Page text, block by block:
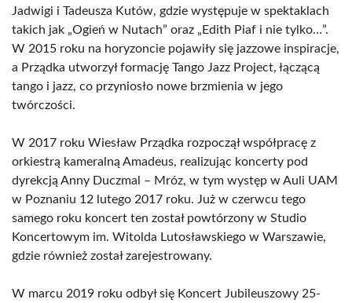
Jadwigi i Tadeusza Kutów, gdzie występuje w spektaklach
takich jak „Ogień w Nutach” oraz „Edith Piaf i nie tylko…”.
W 2015 roku na horyzoncie pojawiły się jazzowe inspiracje,
a Prządka utworzył formację Tango Jazz Project, łączącą
tango i jazz, co przyniosło nowe brzmienia w jego
twórczości.
W 2017 roku Wiesław Prządka rozpoczął współpracę z
orkiestrą kameralną Amadeus, realizując koncerty pod
dyrekcją Anny Duczmal – Mróz, w tym występ w Auli UAM
w Poznaniu 12 lutego 2017 roku. Już w czerwcu tego
samego roku koncert ten został powtórzony w Studio
Koncertowym im. Witolda Lutosławskiego w Warszawie,
gdzie również został zarejestrowany.
W marcu 2019 roku odbył się Koncert Jubileuszowy 25-